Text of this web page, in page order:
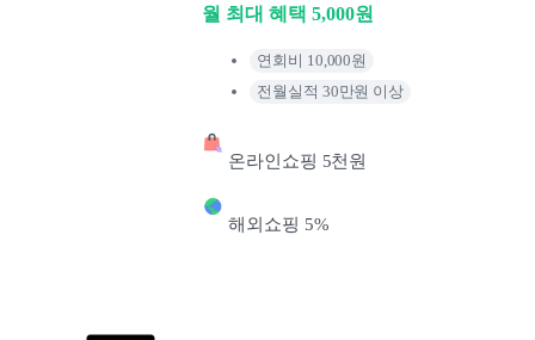
월 최대 혜택 5,000원
연회비 10,000원
전월실적 30만원 이상
온라인쇼핑 5천원
해외쇼핑 5%